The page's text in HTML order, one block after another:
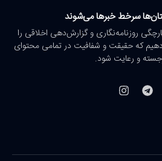
سرخط خبرها می‌شوند
روزنامه‌نگاری و گزارش‌دهی اخلاقی را
که حقیقت و شفافیت در تمامی محتوای
و رعایت شود.